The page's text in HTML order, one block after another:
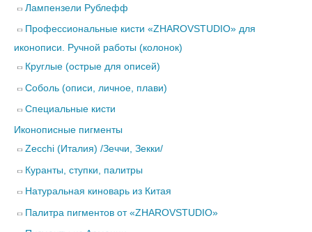
Лампензели Рублефф
Профессиональные кисти «ZHAROVSTUDIO» для
иконописи. Ручной работы (колонок)
Круглые (острые для описей)
Соболь (описи, личное, плави)
Специальные кисти
Иконописные пигменты
Zecchi (Италия) /Зеччи, Зекки/
Куранты, ступки, палитры
Натуральная киноварь из Китая
Палитра пигментов от «ZHAROVSTUDIO»